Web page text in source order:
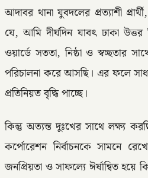
আদাবর থানা যুবদলের প্রত্যাশী
যে, আমি দীর্ঘদিন যাবৎ ঢাকা
ওয়ার্ডে সততা, নিষ্ঠা ও স্বচ্ছতার
পরিচালনা করে আসছি। এর ফলে
প্রতিনিয়ত বৃদ্ধি পাচ্ছে।
কিন্তু অত্যন্ত দুঃখের সাথে লক্ষ্য
কর্পোরেশন নির্বাচনকে সামনে
জনপ্রিয়তা ও সাফল্যে ঈর্ষান্বিত